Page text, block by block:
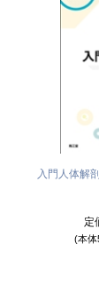
入門人体解
定
(本体